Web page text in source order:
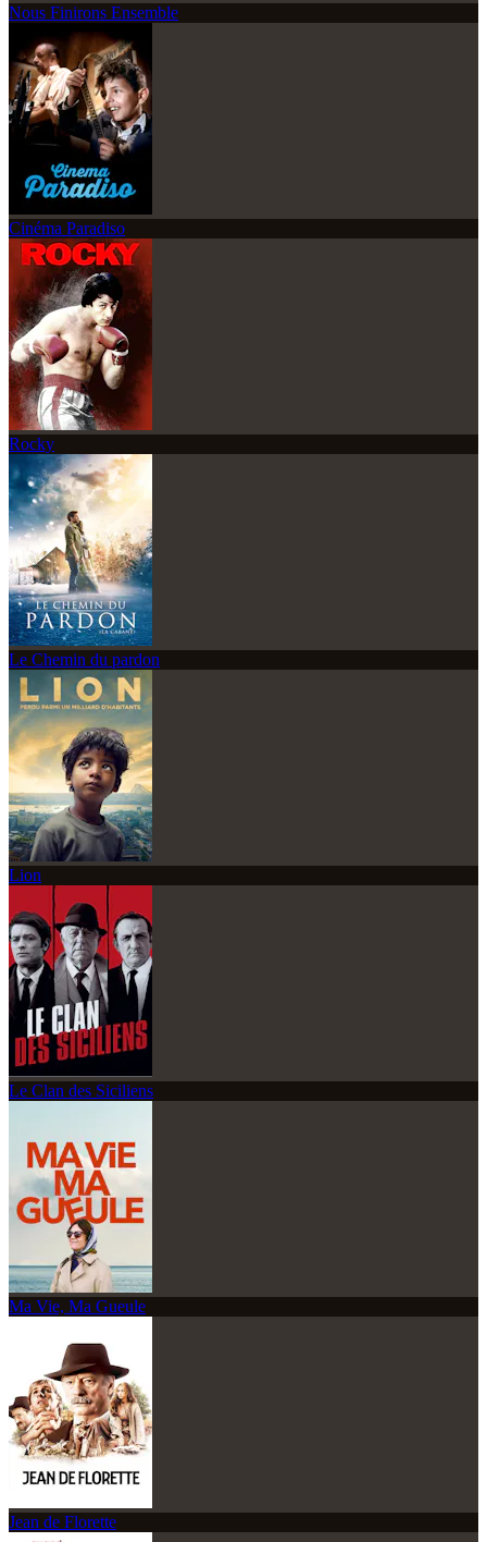
Nous Finirons Ensemble
Cinéma Paradiso
Rocky
Le Chemin du pardon
Lion
Le Clan des Siciliens
Ma Vie, Ma Gueule
Jean de Florette